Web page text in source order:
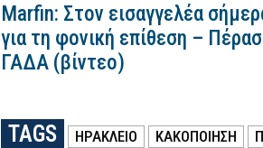
Marfin: Στον εισαγγελέα
για τη φονική επίθεση –
ΓΑΔΑ (βίντεο)
TAGS ΗΡΑΚΛΕΙΟ ΚΑΚΟΠΟΙΗΣΗ